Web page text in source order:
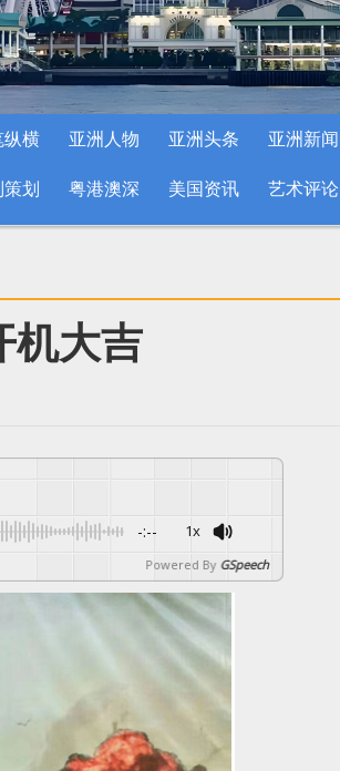
纵横 亚洲人物 亚洲头条 亚洲新闻
划 粤港澳深 美国资讯 艺术评论
机大吉
-:-- 1x
Powered By GSpeech